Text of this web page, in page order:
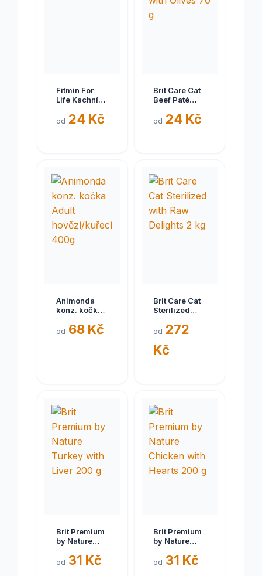
Fitmin For
Life Kachní
kočky 85g
od 24 Kč
Brit Care Cat
Beef Paté
70 g
od 24 Kč
Animonda
konz. kočka
hovězí/kuřecí
od 68 Kč
Brit Care Cat
Sterilized
Delights 2 kg
od 272
Kč
Brit Premium
by Nature
Liver 200 g
od 31 Kč
Brit Premium
by Nature
Hearts 200 g
od 31 Kč